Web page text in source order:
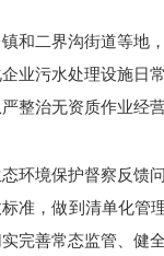
和二界沟街道等地
业污水处理设施日
整治无资质作业经
环境保护督察反馈
准，做到清单化管
完善常态监管、健